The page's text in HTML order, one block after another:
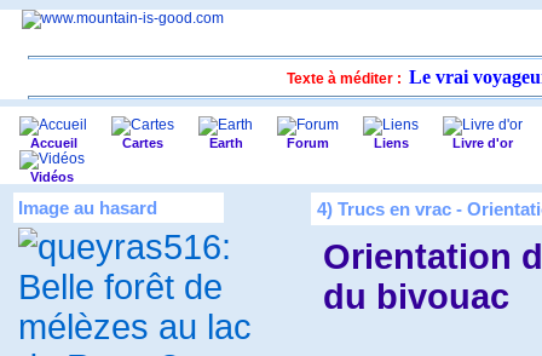
Texte à méditer : Le vrai
Accueil Cartes Earth Forum Liens Livre d'or
Vidéos
Image au hasard 4) Trucs en vrac -
Orientation
du bivouac